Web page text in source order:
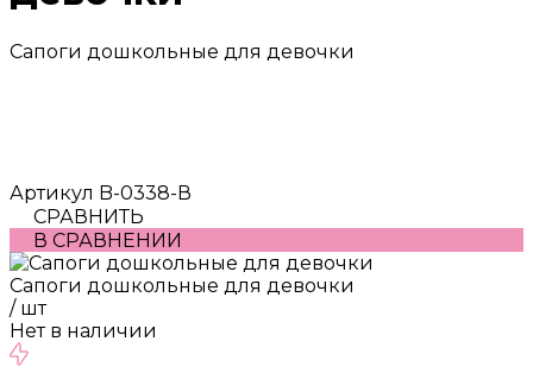
Сапоги дошкольные для девочки
Артикул B-0338-В
СРАВНИТЬ
В СРАВНЕНИИ
Сапоги дошкольные для девочки
/ шт
Нет в наличии